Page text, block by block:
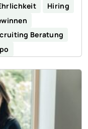
Hiring
Beratung